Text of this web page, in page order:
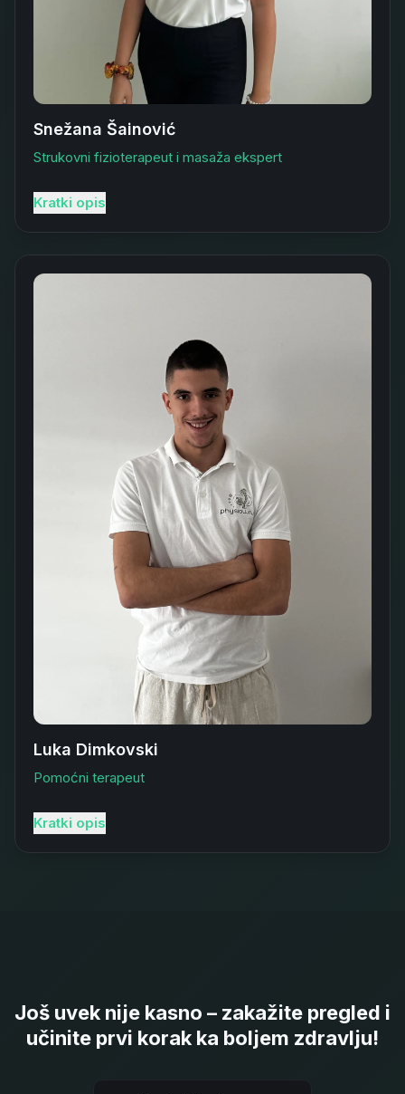
Snežana Šainović
Strukovni fizioterapeut i masaža ekspert
Kratki opis
Luka Dimkovski
Pomoćni terapeut
Kratki opis
Još uvek nije kasno – zakažite pregled i
učinite prvi korak ka boljem zdravlju!